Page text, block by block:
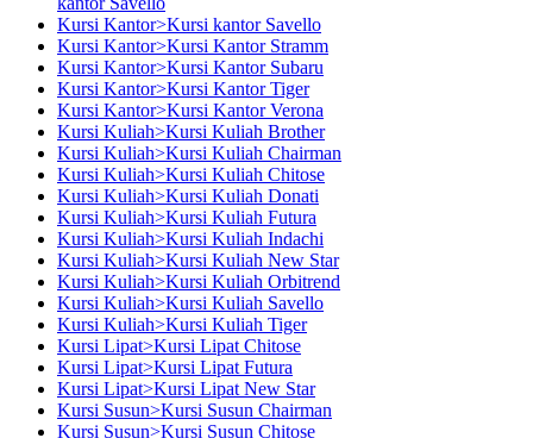
Kursi Kantor>Kursi kantor Savello
Kursi Kantor>Kursi Kantor Stramm
Kursi Kantor>Kursi Kantor Subaru
Kursi Kantor>Kursi Kantor Tiger
Kursi Kantor>Kursi Kantor Verona
Kursi Kuliah>Kursi Kuliah Brother
Kursi Kuliah>Kursi Kuliah Chairman
Kursi Kuliah>Kursi Kuliah Chitose
Kursi Kuliah>Kursi Kuliah Donati
Kursi Kuliah>Kursi Kuliah Futura
Kursi Kuliah>Kursi Kuliah Indachi
Kursi Kuliah>Kursi Kuliah New Star
Kursi Kuliah>Kursi Kuliah Orbitrend
Kursi Kuliah>Kursi Kuliah Savello
Kursi Kuliah>Kursi Kuliah Tiger
Kursi Lipat>Kursi Lipat Chitose
Kursi Lipat>Kursi Lipat Futura
Kursi Lipat>Kursi Lipat New Star
Kursi Susun>Kursi Susun Chairman
Kursi Susun>Kursi Susun Chitose